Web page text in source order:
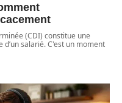
(CDI) constitue une
salarié. C'est un moment